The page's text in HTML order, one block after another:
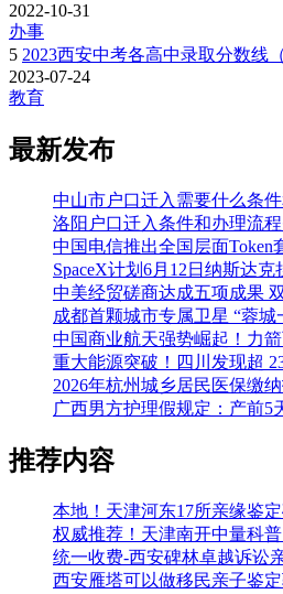
2022-10-31
办事
5 2023西安中考各高中录取分数线
2023-07-24
教育
最新发布
广西男方护理假规定：产前5
推荐内容